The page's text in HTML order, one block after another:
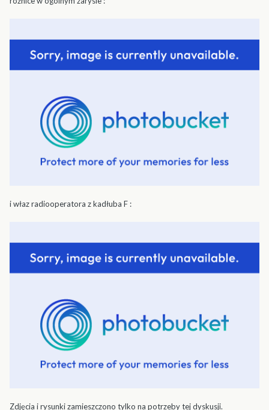
i właz radiooperatora z kadłuba F :
Zdjęcia i rysunki zamieszczono tylko na potrzeby tej dyskusji.